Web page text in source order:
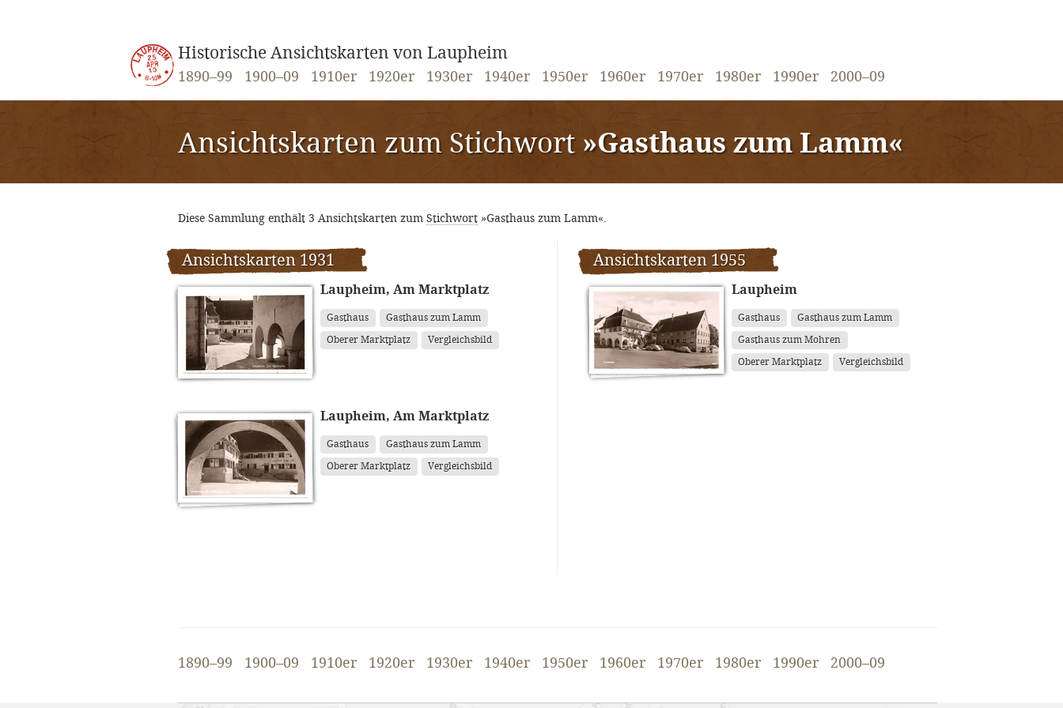
Historische Ansichtskarten von Laupheim
1890–99 1900–09 1910er 1920er 1930er 1940er 1950er 1960er 1970er 1980er 1990er 2000–09
Ansichtskarten zum Stichwort »Gasthaus zum Lamm«
Diese Sammlung enthält 3 Ansichtskarten zum Stichwort»Gasthaus zum Lamm«.
Ansichtskarten 1931
Laupheim, Am Marktplatz
Gasthaus Gasthaus zum Lamm
Oberer Marktplatz Vergleichsbild
Laupheim, Am Marktplatz
Gasthaus Gasthaus zum Lamm
Oberer Marktplatz Vergleichsbild
Ansichtskarten 1955
Laupheim
Gasthaus Gasthaus zum Lamm
Gasthaus zum Mohren
Oberer Marktplatz Vergleichsbild
1890–99 1900–09 1910er 1920er 1930er 1940er 1950er 1960er 1970er 1980er 1990er 2000–09